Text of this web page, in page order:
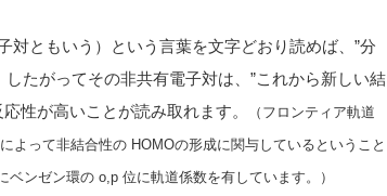
対ともいう）という言葉を文字どおり読めば、”分
たがってその非共有電子対は、”これから新しい結
性が高いことが読み取れます。
（フロンティア軌道
よって非結合性の HOMOの形成に関与しているということ
ンゼン環の o,p 位に軌道係数を有しています。）